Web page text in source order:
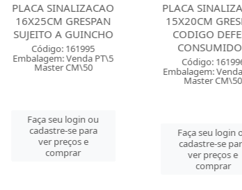
PLACA SINALIZACAO
15X20CM GRESPAN
CODIGO DEFESA
CONSUMIDOR
Código: 161996
Embalagem: Venda PT\5
Faça seu login ou
cadastre-se para
ver preços e
PLACA
15X20CM
PROIBIDO
Código:
Embalagem:
Master
cadastre-
ver